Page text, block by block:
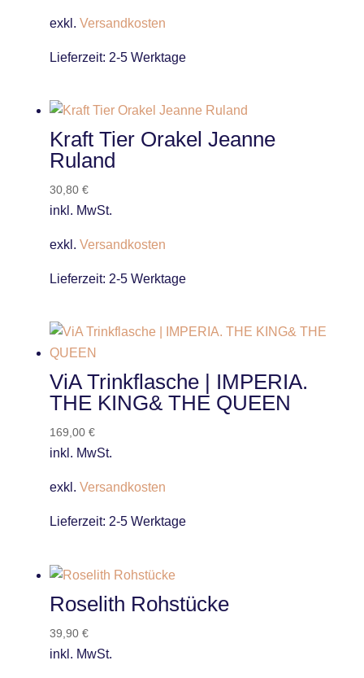
exkl. Versandkosten
Lieferzeit: 2-5 Werktage
Kraft Tier Orakel Jeanne
Ruland
30,80 €
inkl. MwSt.
exkl. Versandkosten
Lieferzeit: 2-5 Werktage
ViA Trinkflasche | IMPERIA.
THE KING& THE QUEEN
169,00 €
inkl. MwSt.
exkl. Versandkosten
Lieferzeit: 2-5 Werktage
Roselith Rohstücke
39,90 €
inkl. MwSt.